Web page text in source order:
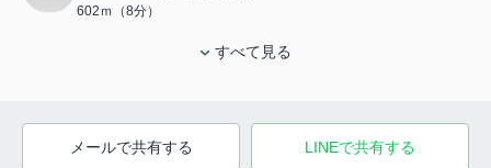
602ｍ（8分）
すべて見る
メールで共有する LINEで共有する